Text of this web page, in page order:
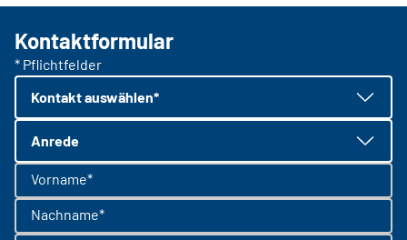
Kontaktformular
* Pflichtfelder
Kontakt auswählen*
Anrede
Vorname*
Nachname*